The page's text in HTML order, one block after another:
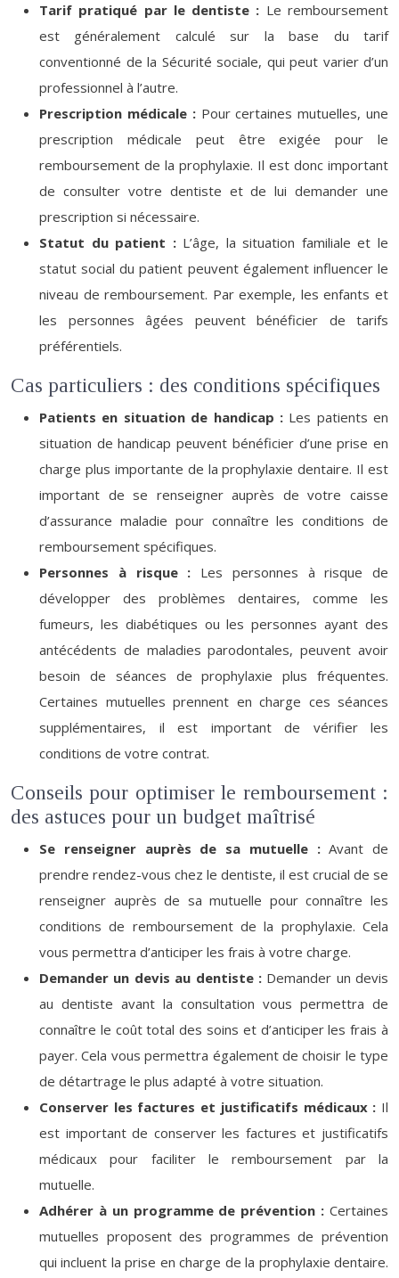
Tarif pratiqué par le dentiste : Le remboursement
est généralement calculé sur la base du tarif
conventionné de la Sécurité sociale, qui peut varier d’un
professionnel à l’autre.
Prescription médicale : Pour certaines mutuelles, une
prescription médicale peut être exigée pour le
remboursement de la prophylaxie. Il est donc important
de consulter votre dentiste et de lui demander une
prescription si nécessaire.
Statut du patient : L’âge, la situation familiale et le
statut social du patient peuvent également influencer le
niveau de remboursement. Par exemple, les enfants et
les personnes âgées peuvent bénéficier de tarifs
préférentiels.
Cas particuliers : des conditions spécifiques
Patients en situation de handicap : Les patients en
situation de handicap peuvent bénéficier d’une prise en
charge plus importante de la prophylaxie dentaire. Il est
important de se renseigner auprès de votre caisse
d’assurance maladie pour connaître les conditions de
remboursement spécifiques.
Personnes à risque : Les personnes à risque de
développer des problèmes dentaires, comme les
fumeurs, les diabétiques ou les personnes ayant des
antécédents de maladies parodontales, peuvent avoir
besoin de séances de prophylaxie plus fréquentes.
Certaines mutuelles prennent en charge ces séances
supplémentaires, il est important de vérifier les
conditions de votre contrat.
Conseils pour optimiser le remboursement :
des astuces pour un budget maîtrisé
Se renseigner auprès de sa mutuelle :Avant de
prendre rendez-vous chez le dentiste, il est crucial de se
renseigner auprès de sa mutuelle pour connaître les
conditions de remboursement de la prophylaxie. Cela
vous permettra d’anticiper les frais à votre charge.
Demander un devis au dentiste : Demander un devis
au dentiste avant la consultation vous permettra de
connaître le coût total des soins et d’anticiper les frais à
payer. Cela vous permettra également de choisir le type
de détartrage le plus adapté à votre situation.
Conserver les factures et justificatifs médicaux : Il
est important de conserver les factures et justificatifs
médicaux pour faciliter le remboursement par la
mutuelle.
Adhérer à un programme de prévention : Certaines
mutuelles proposent des programmes de prévention
qui incluent la prise en charge de la prophylaxie dentaire.